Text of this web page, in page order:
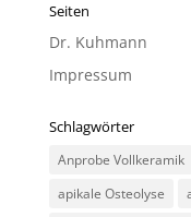
Seiten
Dr. Kuhmann
Impressum
Schlagwörter
Anprobe Vollkeramik
apikale Osteolyse